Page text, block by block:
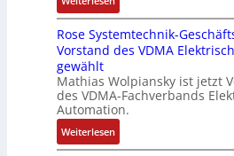
k
l
u
n
g
k
r
ä
f
t
e
tc
h
i
n
e
n
-
M
u
l
t
t
u
r
n
e
r
t
L
a
s
e
r
D
a
s
T
-
R
ü
c
Rose Systemtechnik-
Vorstand des VDMA
gewählt
Mathias Wolpiansky ist jetzt
des VDMA-Fachverbands
Automation.
Weiterlesen:
R